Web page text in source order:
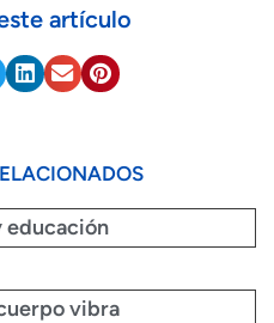
artículo
educación
vibra